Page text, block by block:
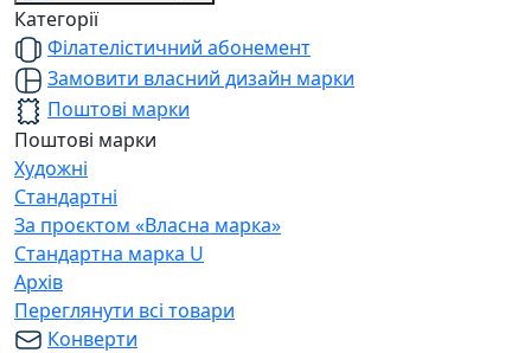
Категорії
Філателістичний абонемент
Замовити власний дизайн марки
Поштові марки
Поштові марки
Художні
Стандартні
За проєктом «Власна марка»
Стандартна марка U
Архів
Переглянути всі товари
Конверти